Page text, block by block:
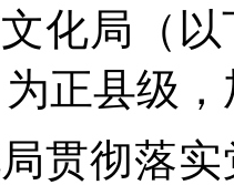
化局（
正县级
贯彻落